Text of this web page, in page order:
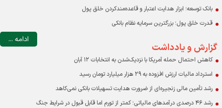
بانک توسعه؛ ابزار هدایت اعتبار و قاعده‌مندکردن خلق پول
قدرت خلق پول؛ بزرگترین سرمایه نظام بانکی
ادامه ...
گزارش و یادداشت
کاهش احتمال حمله آمریکا با نزدیک‌شدن به انتخابات ۱۲ آبان
استرداد مالیات ارزش افزوده به ۲۹ هزار میلیارد تومان رسید
رشد تأمین مالی زنجیره‌ای از ضرورت هدایت تسهیلات بانکی نمی‌کاهد
رشد ۴۶ درصدی درآمدهای مالیاتی؛ کمتر از تورم اما قابل قبول در شرایط جنگ